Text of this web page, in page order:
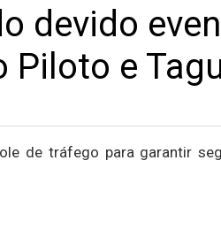
devido
Piloto e
de tráfego para garantir